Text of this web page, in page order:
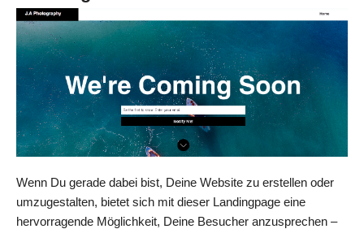
Wenn Du gerade dabei bist, Deine Website zu erstellen oder
umzugestalten, bietet sich mit dieser Landingpage eine
hervorragende Möglichkeit, Deine Besucher anzusprechen –